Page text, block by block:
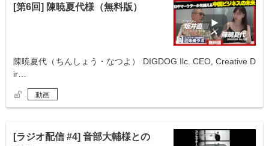
[第6回] 陳暁夏代様（無料版）
陳暁夏代（ちんしょう・なつよ） DIGDOG Ilc. CEO, Creative D
ir…
動画
[ラジオ配信 #4] 音部大輔様との